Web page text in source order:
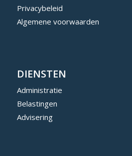
Privacybeleid
Algemene voorwaarden
DIENSTEN
Administratie
Belastingen
Advisering